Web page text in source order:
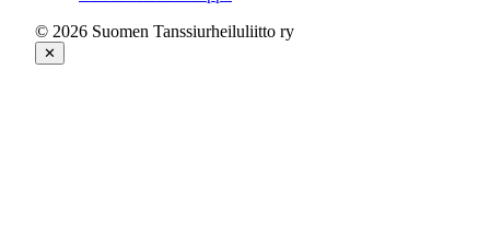
© 2026 Suomen Tanssiurheiluliitto ry
✕